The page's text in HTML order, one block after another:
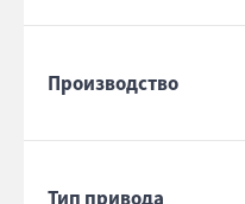
Производство
Тип привода